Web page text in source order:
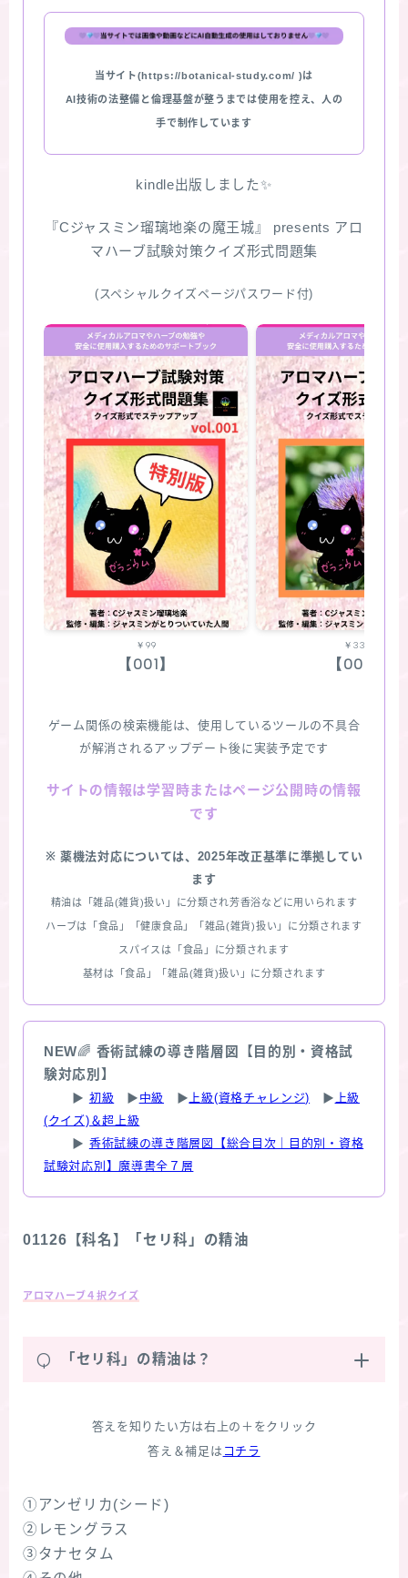
当サイト(https://botanical-study.com/ )は
AI技術の法整備と倫理基盤が整うまでは使用を控え、人の
手で制作しています
kindle出版しました✨
『Cジャスミン瑠璃地楽の魔王城』 presents アロ
マハーブ試験対策クイズ形式問題集
(スペシャルクイズページパスワード付)
￥99
【001】
￥330
【002】
ゲーム関係の検索機能は、使用しているツールの不具合
が解消されるアップデート後に実装予定です
サイトの情報は学習時またはページ公開時の情報
です
※ 薬機法対応については、2025年改正基準に準拠してい
ます
精油は「雑品(雑貨)扱い」に分類され芳香浴などに用いられます
ハーブは「食品」「健康食品」「雑品(雑貨)扱い」に分類されます
スパイスは「食品」に分類されます
基材は「食品」「雑品(雑貨)扱い」に分類されます
NEW🌈 香術試練の導き階層図【目的別・資格試
験対応別】
▶ 初級 ▶ 中級 ▶ 上級(資格チャレンジ) ▶ 上級
(クイズ)＆超上級
▶ 香術試練の導き階層図【総合目次｜目的別・資格
試験対応別】魔導書全７層
01126【科名】「セリ科」の精油
アロマハーブ４択クイズ
Q 「セリ科」の精油は？
答えを知りたい方は右上の＋をクリック
答え＆補足は コチラ
①アンゼリカ(シード)
②レモングラス
③タナセタム